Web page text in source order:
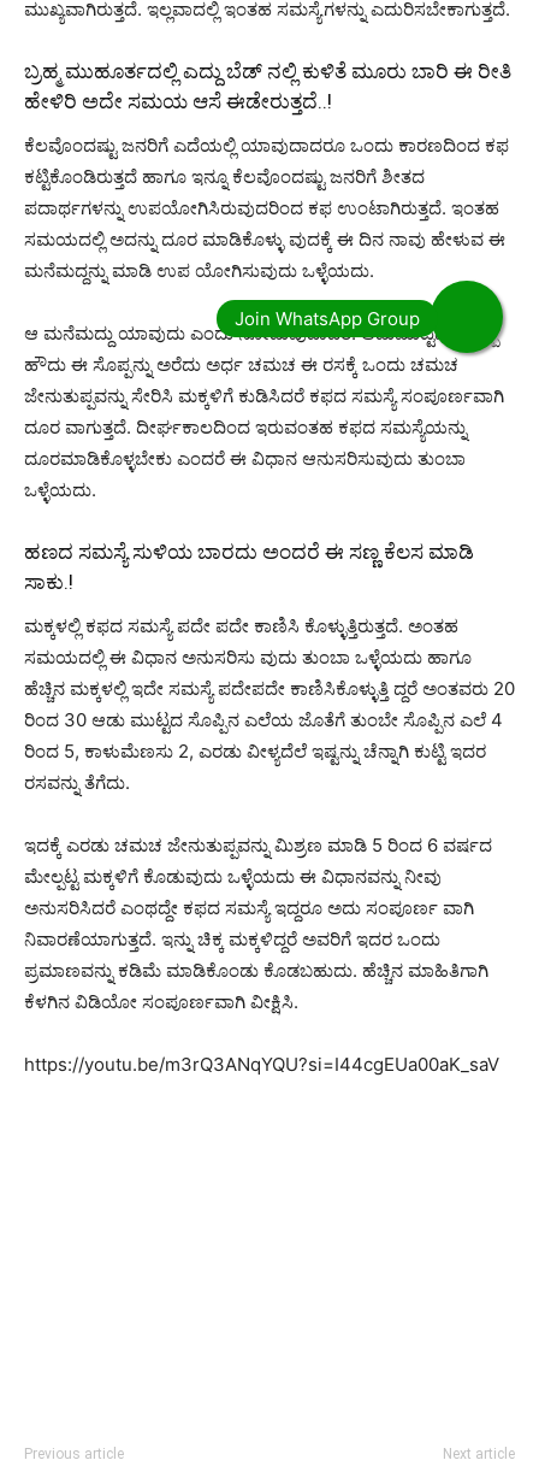
ಮುಖ್ಯವಾಗಿರುತ್ತದೆ. ಇಲ್ಲವಾದಲ್ಲಿ ಇಂತಹ ಸಮಸ್ಯೆಗಳನ್ನು ಎದುರಿಸಬೇಕಾಗುತ್ತದೆ.
ಬ್ರಹ್ಮ ಮುಹೂರ್ತದಲ್ಲಿ ಎದ್ದು ಬೆಡ್ ನಲ್ಲಿ ಕುಳಿತೆ ಮೂರು ಬಾರಿ ಈ ರೀತಿ
ಹೇಳಿರಿ ಅದೇ ಸಮಯ ಆಸೆ ಈಡೇರುತ್ತದೆ..!
ಕೆಲವೊಂದಷ್ಟು ಜನರಿಗೆ ಎದೆಯಲ್ಲಿ ಯಾವುದಾದರೂ ಒಂದು ಕಾರಣದಿಂದ ಕಫ
ಕಟ್ಟಿಕೊಂಡಿರುತ್ತದೆ ಹಾಗೂ ಇನ್ನೂ ಕೆಲವೊಂದಷ್ಟು ಜನರಿಗೆ ಶೀತದ
ಪದಾರ್ಥಗಳನ್ನು ಉಪಯೋಗಿಸಿರುವುದರಿಂದ ಕಫ ಉಂಟಾಗಿರುತ್ತದೆ. ಇಂತಹ
ಸಮಯದಲ್ಲಿ ಅದನ್ನು ದೂರ ಮಾಡಿಕೊಳ್ಳು ವುದಕ್ಕೆ ಈ ದಿನ ನಾವು ಹೇಳುವ ಈ
ಮನೆಮದ್ದನ್ನು ಮಾಡಿ ಉಪ ಯೋಗಿಸುವುದು ಒಳ್ಳೆಯದು.
ಆ ಮನೆಮದ್ದು ಯಾವುದು ಎಂದು ನೋಡುವುದಾದರೆ. ಆಡುಮುಟ್ಟದ ಸೊಪ್ಪು
ಹೌದು ಈ ಸೊಪ್ಪನ್ನು ಅರೆದು ಅರ್ಧ ಚಮಚ ಈ ರಸಕ್ಕೆ ಒಂದು ಚಮಚ
ಜೇನುತುಪ್ಪವನ್ನು ಸೇರಿಸಿ ಮಕ್ಕಳಿಗೆ ಕುಡಿಸಿದರೆ ಕಫದ ಸಮಸ್ಯೆ ಸಂಪೂರ್ಣವಾಗಿ
ದೂರ ವಾಗುತ್ತದೆ. ದೀರ್ಘಕಾಲದಿಂದ ಇರುವಂತಹ ಕಫದ ಸಮಸ್ಯೆಯನ್ನು
ದೂರಮಾಡಿಕೊಳ್ಳಬೇಕು ಎಂದರೆ ಈ ವಿಧಾನ ಆನುಸರಿಸುವುದು ತುಂಬಾ
ಒಳ್ಳೆಯದು.
ಹಣದ ಸಮಸ್ಯೆ ಸುಳಿಯ ಬಾರದು ಅಂದರೆ ಈ ಸಣ್ಣ ಕೆಲಸ ಮಾಡಿ
ಸಾಕು.!
ಮಕ್ಕಳಲ್ಲಿ ಕಫದ ಸಮಸ್ಯೆ ಪದೇ ಪದೇ ಕಾಣಿಸಿ ಕೊಳ್ಳುತ್ತಿರುತ್ತದೆ. ಅಂತಹ
ಸಮಯದಲ್ಲಿ ಈ ವಿಧಾನ ಅನುಸರಿಸು ವುದು ತುಂಬಾ ಒಳ್ಳೆಯದು ಹಾಗೂ
ಹೆಚ್ಚಿನ ಮಕ್ಕಳಲ್ಲಿ ಇದೇ ಸಮಸ್ಯೆ ಪದೇಪದೇ ಕಾಣಿಸಿಕೊಳ್ಳುತ್ತಿ ದ್ದರೆ ಅಂತವರು 20
ರಿಂದ 30 ಆಡು ಮುಟ್ಟದ ಸೊಪ್ಪಿನ ಎಲೆಯ ಜೊತೆಗೆ ತುಂಬೇ ಸೊಪ್ಪಿನ ಎಲೆ 4
ರಿಂದ 5, ಕಾಳುಮೆಣಸು 2, ಎರಡು ವೀಳ್ಯದೆಲೆ ಇಷ್ಟನ್ನು ಚೆನ್ನಾಗಿ ಕುಟ್ಟಿ ಇದರ
ರಸವನ್ನು ತೆಗೆದು.
ಇದಕ್ಕೆ ಎರಡು ಚಮಚ ಜೇನುತುಪ್ಪವನ್ನು ಮಿಶ್ರಣ ಮಾಡಿ 5 ರಿಂದ 6 ವರ್ಷದ
ಮೇಲ್ಪಟ್ಟ ಮಕ್ಕಳಿಗೆ ಕೊಡುವುದು ಒಳ್ಳೆಯದು ಈ ವಿಧಾನವನ್ನು ನೀವು
ಅನುಸರಿಸಿದರೆ ಎಂಥದ್ದೇ ಕಫದ ಸಮಸ್ಯೆ ಇದ್ದರೂ ಅದು ಸಂಪೂರ್ಣ ವಾಗಿ
ನಿವಾರಣೆಯಾಗುತ್ತದೆ. ಇನ್ನು ಚಿಕ್ಕ ಮಕ್ಕಳಿದ್ದರೆ ಅವರಿಗೆ ಇದರ ಒಂದು
ಪ್ರಮಾಣವನ್ನು ಕಡಿಮೆ ಮಾಡಿಕೊಂಡು ಕೊಡಬಹುದು. ಹೆಚ್ಚಿನ ಮಾಹಿತಿಗಾಗಿ
ಕೆಳಗಿನ ವಿಡಿಯೋ ಸಂಪೂರ್ಣವಾಗಿ ವೀಕ್ಷಿಸಿ.
https://youtu.be/m3rQ3ANqYQU?si=I44cgEUa00aK_saV
Previous article Next article